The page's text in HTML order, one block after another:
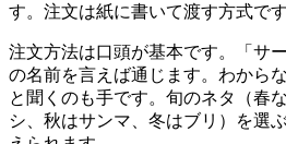
す。注文は紙に書いて渡す方式です
注文方法は口頭が基本です。「サ
の名前を言えば通じます。わから
と聞くのも手です。旬のネタ（春
シ、秋はサンマ、冬はブリ）を選